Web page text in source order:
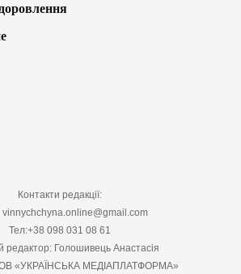
Контакти редакції:
vinnychchyna.online@gmail.com
Тел:+38 098 031 08 61
редактор: Голошивець Анастасія
«УКРАЇНСЬКА МЕДІАПЛАТФОРМА»